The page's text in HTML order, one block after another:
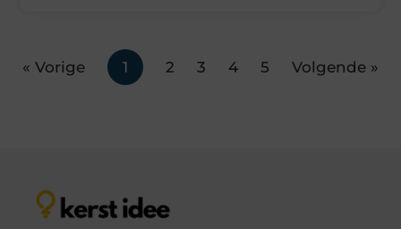
« Vorige 1 2 3 4 5 Volgende »